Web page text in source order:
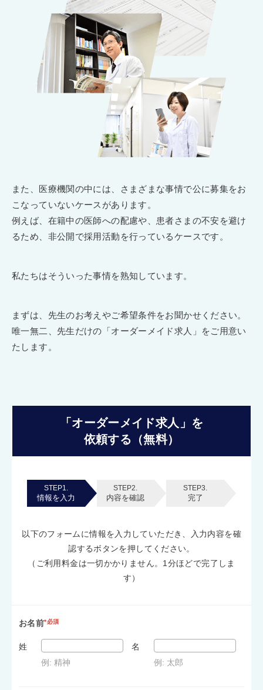
また、医療機関の中には、さまざまな事情で公に募集をお
こなっていないケースがあります。
例えば、在籍中の医師への配慮や、患者さまの不安を避け
るため、非公開で採用活動を行っているケースです。
私たちはそういった事情を熟知しています。
まずは、先生のお考えやご希望条件をお聞かせください。
唯一無二、先生だけの「オーダーメイド求人」をご用意い
たします。
「オーダーメイド求人」を
依頼する（無料）
STEP1.
情報を入力
STEP2.
内容を確認
STEP3.
完了
以下のフォームに情報を入力していただき、入力内容を確
認するボタンを押してください。
（ご利用料金は一切かかりません。1分ほどで完了しま
す）
お名前*必須
姓
例: 精神
名
例: 太郎